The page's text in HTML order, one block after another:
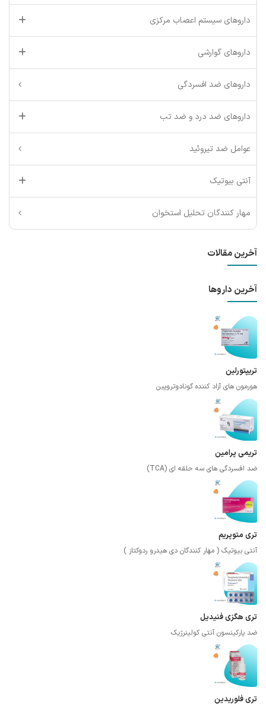
داروهای سیستم اعصاب مرکزی
داروهای گوارشی
داروهای ضد افسردگی
داروهای ضد درد و ضد تب
عوامل ضد تیروئید
آنتی بیوتیک
مهار کنندگان تحلیل استخوان
آخرین مقالات
آخرین داروها
تریپتورلین
هورمون های آزاد کننده گونادوتروپین
تریمی پرامین
ضد افسردگی های سه حلقه ای (TCA)
تری متوپریم
آنتی بیوتیک ( مهار کنندگان دی هیدرو ردوکتاز )
تری هگزی فنیدیل
ضد پارکینسون آنتی کولینرژیک
تری فلوریدین